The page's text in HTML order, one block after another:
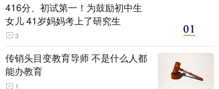
416分、初试第一！为鼓励初中生
女儿 41岁妈妈考上了研究生
3
传销头目变教育导师 不是什么人都
能办教育
1